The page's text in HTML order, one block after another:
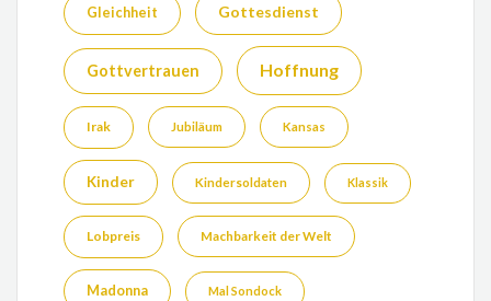
Gleichheit Gottesdienst
Gottvertrauen Hoffnung
Irak Jubiläum Kansas
Kinder Kindersoldaten Klassik
Lobpreis Machbarkeit der Welt
Madonna Mal Sondock